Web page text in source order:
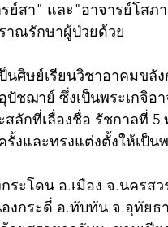
ย์สา" และ"อาจารย์โส
าณรักษาผู้ป่วยด้วย
นศิษย์เรียนวิชาอาคมขลั
ปัชฌาย์ ซึ่งเป็นพระเกจิ
สลักที่เลื่องชื่อ รัชกาลที่
งและทรงแต่งตั้งให้เป็
ระโดน อ.เมือง จ.นครส
งกระดี่ อ.ทับทัน จ.อุทัยธ